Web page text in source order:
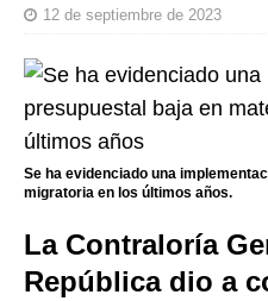
12 de septiembre de 2023
Se ha evidenciado una
migratoria en los últimos años.
La Contraloría
República dio a